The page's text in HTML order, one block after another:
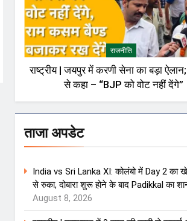
राजनीति
राष्ट्रीय | जयपुर में करणी सेना का बड़ा
से कहा – “BJP को वोट नहीं देंगे”
ताजा अपडेट
India vs Sri Lanka XI: कोलंबो में Day 2 का
से रुका, दोबारा शुरू होने के बाद Padikkal का
August 8, 2026